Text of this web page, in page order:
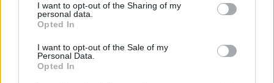
I want to opt-out of the Sharing of my
personal data.
Opted In
I want to opt-out of the Sale of my
Personal Data.
Opted In
ellen. Ennek alapján a következőket tegyük:
A lakásokba, ablakrepedésekbe behúzódó,
telelni készülő, vagy telelő imágókat gyűjtsük